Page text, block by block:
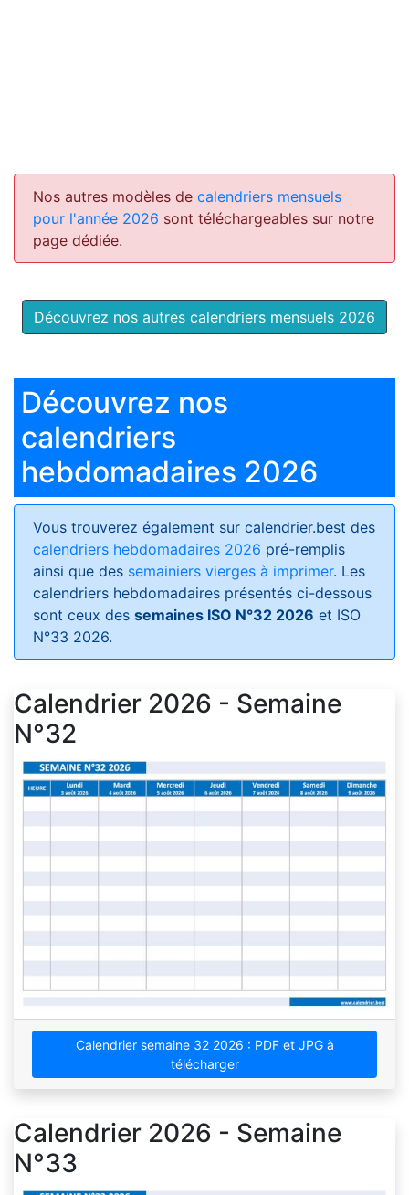
Nos autres modèles de calendriers mensuels
pour l'année 2026 sont téléchargeables sur notre
page dédiée.
Découvrez nos autres calendriers mensuels 2026
Découvrez nos
calendriers
hebdomadaires 2026
Vous trouverez également sur calendrier.best des
calendriers hebdomadaires 2026 pré-remplis
ainsi que des semainiers vierges à imprimer. Les
calendriers hebdomadaires présentés ci-dessous
sont ceux des semaines ISO N°32 2026 et ISO
N°33 2026.
Calendrier 2026 - Semaine
N°32
Calendrier semaine 32 2026 : PDF et JPG à
télécharger
Calendrier 2026 - Semaine
N°33